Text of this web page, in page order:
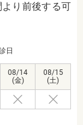
り前後する可
日
08/14
(金)
08/15
(土)